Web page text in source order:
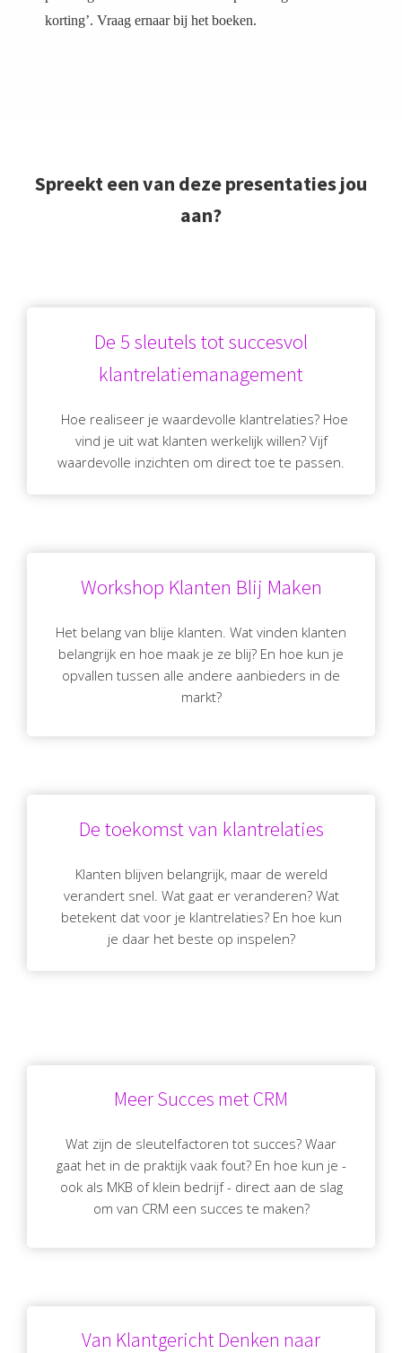
korting’. Vraag ernaar bij het boeken.
Spreekt een van deze presentaties jou
aan?
De 5 sleutels tot succesvol
klantrelatiemanagement
Hoe realiseer je waardevolle klantrelaties? Hoe
vind je uit wat klanten werkelijk willen? Vijf
waardevolle inzichten om direct toe te passen.
Workshop Klanten Blij Maken
Het belang van blije klanten. Wat vinden klanten
belangrijk en hoe maak je ze blij? En hoe kun je
opvallen tussen alle andere aanbieders in de
markt?
De toekomst van klantrelaties
Klanten blijven belangrijk, maar de wereld
verandert snel. Wat gaat er veranderen? Wat
betekent dat voor je klantrelaties? En hoe kun
je daar het beste op inspelen?
Meer Succes met CRM
Wat zijn de sleutelfactoren tot succes? Waar
gaat het in de praktijk vaak fout? En hoe kun je -
ook als MKB of klein bedrijf - direct aan de slag
om van CRM een succes te maken?
Van Klantgericht Denken naar